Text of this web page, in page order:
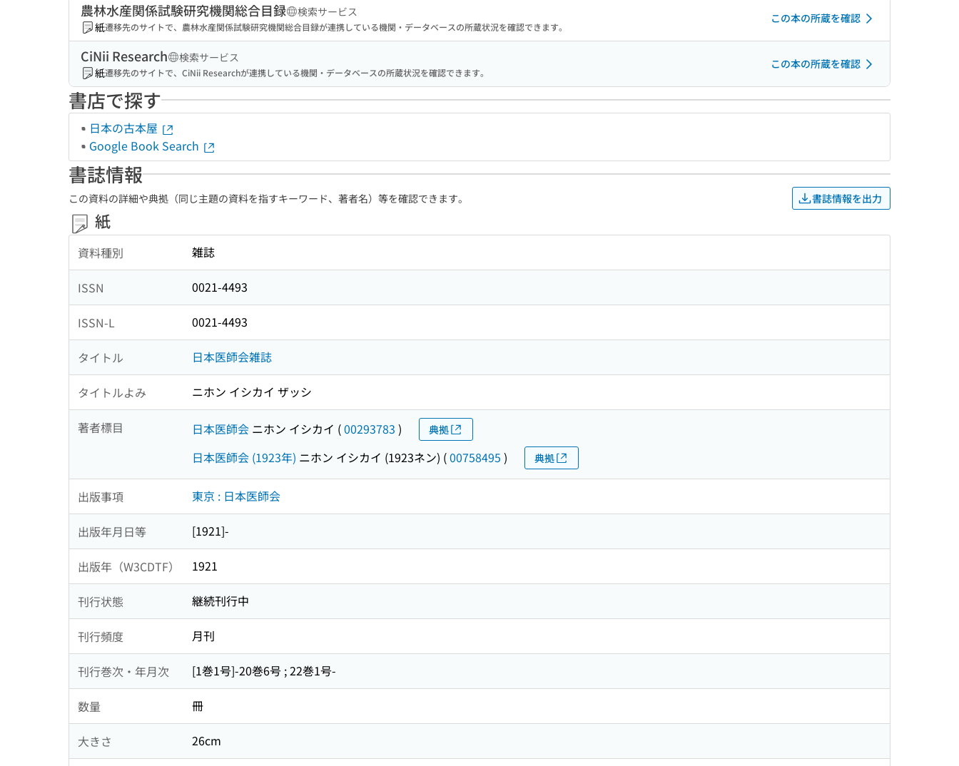
農林水産関係試験研究機関総合目録
検索サービス
紙遷移先のサイトで、農林水産関係試験研究機関総合目録が連携している機関・データベースの所蔵状況を確認できます。
この本の所蔵を確認
CiNii Research
検索サービス
紙遷移先のサイトで、CiNii Researchが連携している機関・データベースの所蔵状況を確認できます。
この本の所蔵を確認
書店で探す
日本の古本屋
Google Book Search
書誌情報
この資料の詳細や典拠（同じ主題の資料を指すキーワード、著者名）等を確認できます。 書誌情報を出力
紙
資料種別 雑誌
ISSN 0021-4493
ISSN-L 0021-4493
タイトル 日本医師会雑誌
タイトルよみ ニホン イシカイ ザッシ
著者標目 日本医師会 ニホン イシカイ (00293783 ) 典拠
日本医師会 (1923年) ニホン イシカイ (1923ネン) (00758495 ) 典拠
出版事項 東京 : 日本医師会
出版年月日等 [1921]-
出版年（W3CDTF） 1921
刊行状態 継続刊行中
刊行頻度 月刊
刊行巻次・年月次 [1巻1号]-20巻6号 ; 22巻1号-
数量 冊
大きさ 26cm